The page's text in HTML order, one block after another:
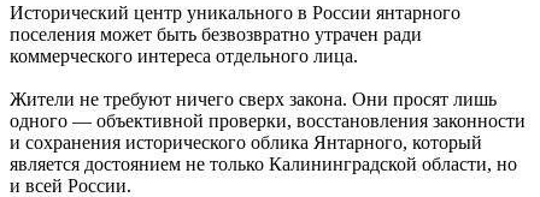
Исторический центр уникального в России янтарного
поселения может быть безвозвратно утрачен ради
коммерческого интереса отдельного лица.
Жители не требуют ничего сверх закона. Они просят лишь
одного — объективной проверки, восстановления законности
и сохранения исторического облика Янтарного, который
является достоянием не только Калининградской области, но
и всей России.